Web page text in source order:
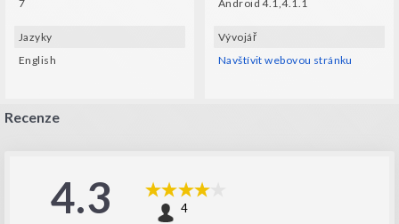
7
Jazyky
English
Android 4.1,4.1.1
Vývojář
Navštívit webovou stránku
Recenze
4.3 4